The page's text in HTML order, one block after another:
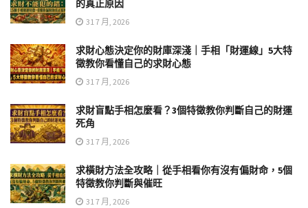
的真正原因
31 7 月, 2026
求財心態決定你的財庫深淺｜手相「財運線」5大特
徵教你看懂自己的求財心態
31 7 月, 2026
求財盲點手相怎麼看？3個特徵教你判斷自己的財運
死角
31 7 月, 2026
求橫財方法全攻略｜從手相看你有沒有偏財命，5個
特徵教你判斷與催旺
31 7 月, 2026